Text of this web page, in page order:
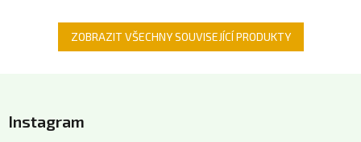
ZOBRAZIT VŠECHNY SOUVISEJÍCÍ PRODUKTY
pInstagram